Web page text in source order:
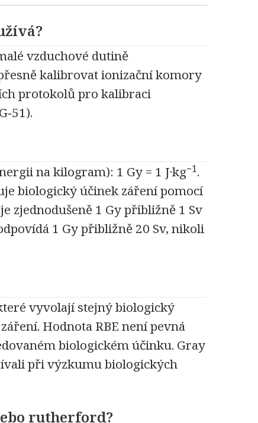
vzduchové dutině
kalibrovat ionizační komory
protokolů pro kalibraci
na kilogram): 1 Gy = 1 J·kg−1.
biologický účinek záření pomocí
zjednodušeně 1 Gy přibližně 1 Sv
1 Gy přibližně 20 Sv, nikoli
vyvolají stejný biologický
Hodnota RBE není pevná
biologickém účinku. Gray
při výzkumu biologických
rutherford?